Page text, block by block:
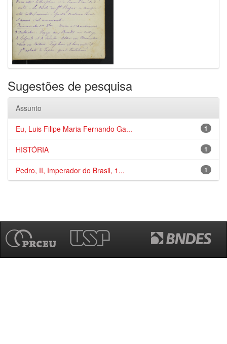
Sugestões de pesquisa
Assunto
1
Eu, Luis Filipe Maria Fernando Ga...
1
HISTÓRIA
1
Pedro, II, Imperador do Brasil, 1...